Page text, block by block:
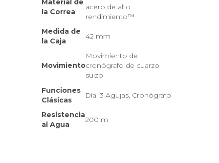
Material de
la Correa
acero de alto
rendimiento™
Medida de
la Caja
42 mm
Movimiento
Movimiento de
cronógrafo de cuarzo
suizo
Funciones
Clásicas
Día, 3 Agujas, Cronógrafo
Resistencia
al Agua
200 m